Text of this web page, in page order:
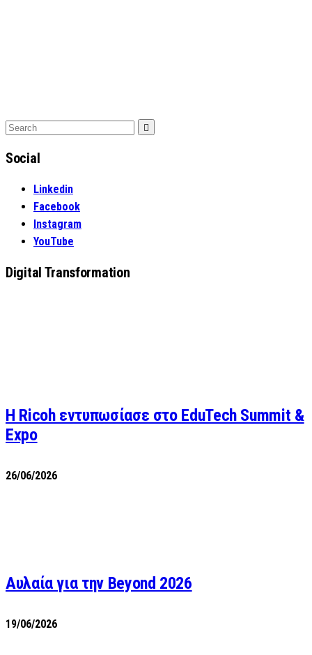
Search
Social
Linkedin
Facebook
Instagram
YouTube
Digital Transformation
Η Ricoh εντυπωσίασε στο EduTech Summit &
Expo
26/06/2026
Αυλαία για την Beyond 2026
19/06/2026